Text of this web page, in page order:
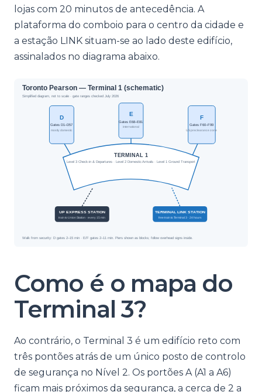
lojas com 20 minutos de antecedência. A
plataforma do comboio para o centro da cidade e
a estação LINK situam-se ao lado deste edifício,
assinalados no diagrama abaixo.
Como é o mapa do
Terminal 3?
Ao contrário, o Terminal 3 é um edifício reto com
três pontões atrás de um único posto de controlo
de segurança no Nível 2. Os portões A (A1 a A6)
ficam mais próximos da segurança, a cerca de 2 a